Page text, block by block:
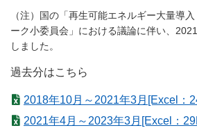
（注）国の「再生可能エネルギー大量導
ーク小委員会」における議論に伴い、
しました。
過去分はこちら
2018年10月～2021年3月[Excel：
2021年4月～2023年3月[Excel：